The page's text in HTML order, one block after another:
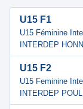
U15 F1
U15 Féminine
INTERDEP
U15 F2
U15 Feminine
INTERDEP